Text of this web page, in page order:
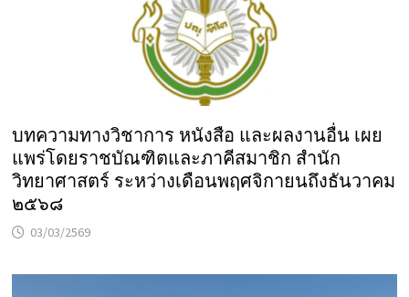
บทความทางวิชาการ หนังสือ และผลงานอื่น เผย
แพร่โดยราชบัณฑิตและภาคีสมาชิก สำนัก
วิทยาศาสตร์ ระหว่างเดือนพฤศจิกายนถึงธันวาคม
๒๕๖๘
03/03/2569